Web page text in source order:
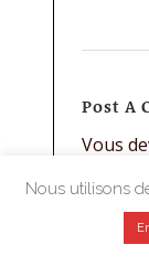
Post A
Vous
Nous utilisons